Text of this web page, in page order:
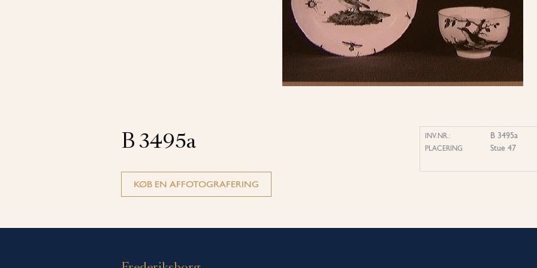
B 3495a
KØB EN AFFOTOGRAFERING
INV.NR.: B 3495a
PLACERING Stue 47